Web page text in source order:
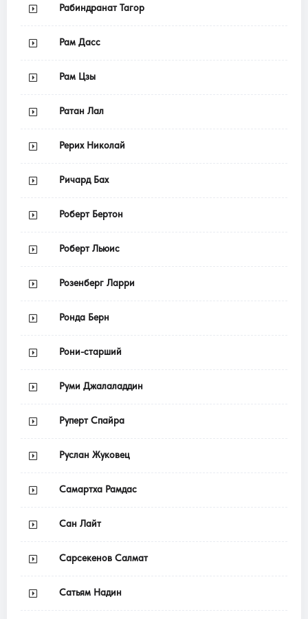
Рабиндранат Тагор
Рам Дасс
Рам Цзы
Ратан Лал
Рерих Николай
Ричард Бах
Роберт Бертон
Роберт Льюис
Розенберг Ларри
Ронда Берн
Рони-старший
Руми Джалаладдин
Руперт Спайра
Руслан Жуковец
Самартха Рамдас
Сан Лайт
Сарсекенов Салмат
Сатьям Надин